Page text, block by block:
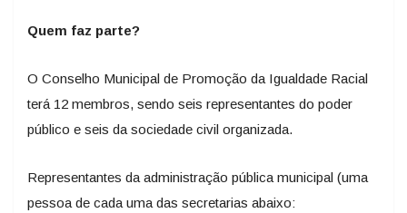
Quem faz parte?
O Conselho Municipal de Promoção da Igualdade Racial
terá 12 membros, sendo seis representantes do poder
público e seis da sociedade civil organizada.
Representantes da administração pública municipal (uma
pessoa de cada uma das secretarias abaixo: